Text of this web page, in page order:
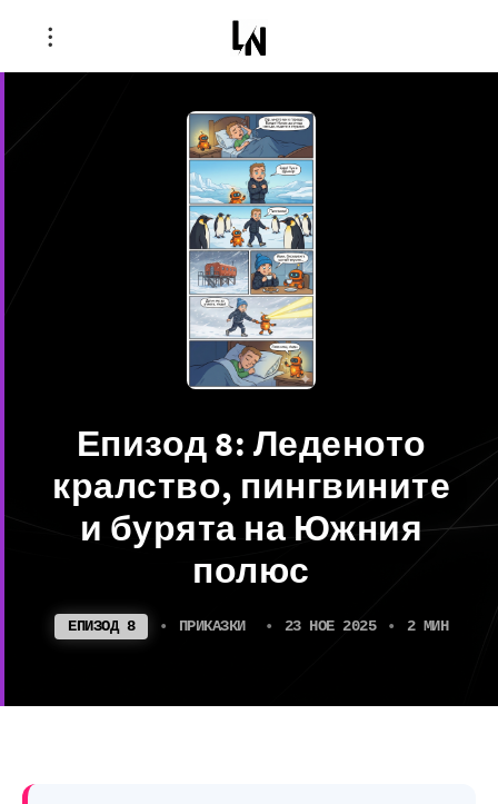
Епизод 8: Леденото
кралство, пингвините
и бурята на Южния
полюс
ЕПИЗОД 8 • ПРИКАЗКИ • 23 НОЕ 2025 • 2 МИН